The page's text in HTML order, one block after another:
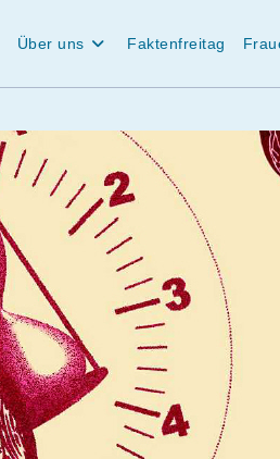
Über uns Faktenfreitag